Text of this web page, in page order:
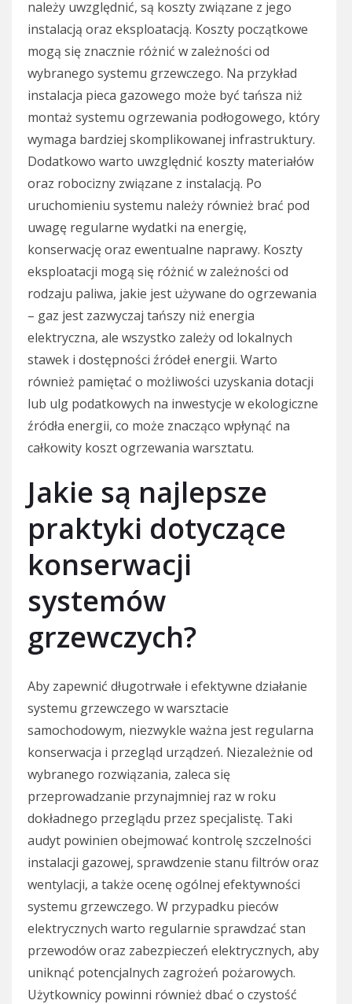
należy uwzględnić, są koszty związane z jego
instalacją oraz eksploatacją. Koszty początkowe
mogą się znacznie różnić w zależności od
wybranego systemu grzewczego. Na przykład
instalacja pieca gazowego może być tańsza niż
montaż systemu ogrzewania podłogowego, który
wymaga bardziej skomplikowanej infrastruktury.
Dodatkowo warto uwzględnić koszty materiałów
oraz robocizny związane z instalacją. Po
uruchomieniu systemu należy również brać pod
uwagę regularne wydatki na energię,
konserwację oraz ewentualne naprawy. Koszty
eksploatacji mogą się różnić w zależności od
rodzaju paliwa, jakie jest używane do ogrzewania
– gaz jest zazwyczaj tańszy niż energia
elektryczna, ale wszystko zależy od lokalnych
stawek i dostępności źródeł energii. Warto
również pamiętać o możliwości uzyskania dotacji
lub ulg podatkowych na inwestycje w ekologiczne
źródła energii, co może znacząco wpłynąć na
całkowity koszt ogrzewania warsztatu.
Jakie są najlepsze
praktyki dotyczące
konserwacji
systemów
grzewczych?
Aby zapewnić długotrwałe i efektywne działanie
systemu grzewczego w warsztacie
samochodowym, niezwykle ważna jest regularna
konserwacja i przegląd urządzeń. Niezależnie od
wybranego rozwiązania, zaleca się
przeprowadzanie przynajmniej raz w roku
dokładnego przeglądu przez specjalistę. Taki
audyt powinien obejmować kontrolę szczelności
instalacji gazowej, sprawdzenie stanu filtrów oraz
wentylacji, a także ocenę ogólnej efektywności
systemu grzewczego. W przypadku pieców
elektrycznych warto regularnie sprawdzać stan
przewodów oraz zabezpieczeń elektrycznych, aby
uniknąć potencjalnych zagrożeń pożarowych.
Użytkownicy powinni również dbać o czystość